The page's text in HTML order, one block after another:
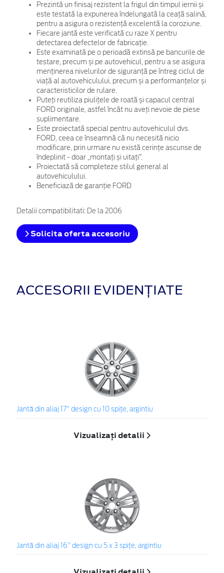
Prezintă un finisaj rezistent la frigul din timpul iernii și
este testată la expunerea îndelungată la ceață salină,
pentru a asigura o rezistență excelentă la coroziune.
Fiecare jantă este verificată cu raze X pentru
detectarea defectelor de fabricație.
Este examinată pe o perioadă extinsă pe bancurile de
testare, precum și pe autovehicul, pentru a se asigura
menținerea nivelurilor de siguranță pe întreg ciclul de
viață al autovehiculului, precum și a performanțelor și
caracteristicilor de rulare.
Puteți reutiliza piulițele de roată și capacul central
FORD originale, astfel încât nu aveți nevoie de piese
suplimentare.
Este proiectată special pentru autovehiculul dvs.
FORD, ceea ce înseamnă că nu necesită nicio
modificare, prin urmare nu există cerințe ascunse de
îndeplinit - doar „montați și uitați”.
Proiectată să completeze stilul general al
autovehiculului.
Beneficiază de garanție FORD
Detalii compatibilitati: De la 2006
Solicita oferta accesoriu
ACCESORII EVIDENȚIATE
Jantă din aliaj 17" design cu 10 spiţe, argintiu
Vizualizați detalii
Jantă din aliaj 16" design cu 5 x 3 spiţe, argintiu